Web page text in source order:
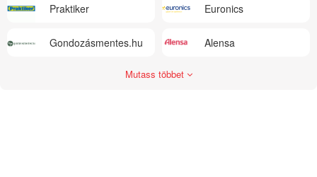
Praktiker Euronics
Gondozásmentes.hu Alensa
Mutass többet